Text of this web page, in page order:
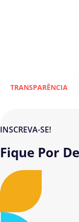
TRANSPARÊNCIA
INSCREVA-SE!
Fique Por